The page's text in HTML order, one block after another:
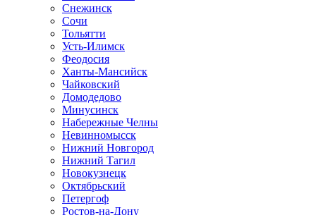
Снежинск
Сочи
Тольятти
Усть-Илимск
Феодосия
Ханты-Мансийск
Чайковский
Домодедово
Минусинск
Набережные Челны
Невинномысск
Нижний Новгород
Нижний Тагил
Новокузнецк
Октябрьский
Петергоф
Ростов-на-Дону